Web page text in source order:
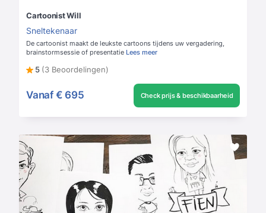
Cartoonist Will
Sneltekenaar
De cartoonist maakt de leukste cartoons tijdens uw vergadering,
brainstormsessie of presentatie Lees meer
5 (3 Beoordelingen)
Vanaf € 695 Check prijs & beschikbaarheid